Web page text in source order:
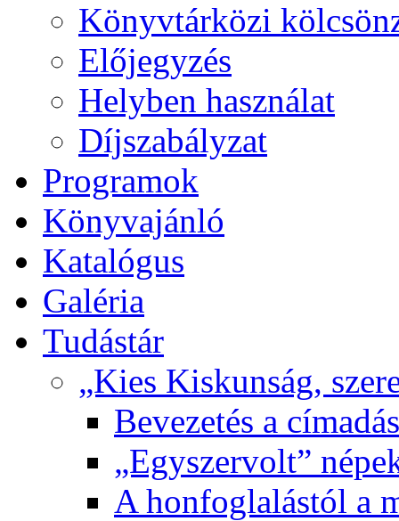
Könyvtárközi
Előjegyzés
Helyben használat
Díjszabályzat
Programok
Könyvajánló
Katalógus
Galéria
Tudástár
„Kies Kiskunság,
Bevezetés a
„Egyszervolt”
A honfoglalástól a